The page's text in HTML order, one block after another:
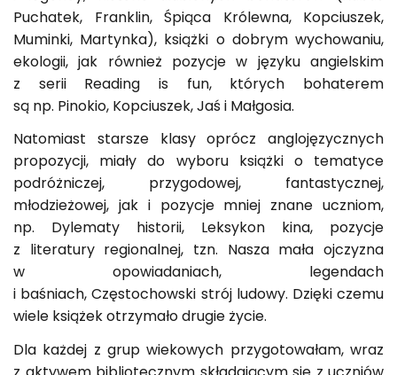
Puchatek, Franklin, Śpiąca Królewna, Kopciuszek,
Muminki, Martynka), książki o dobrym wychowaniu,
ekologii, jak również pozycje w języku angielskim
z serii Reading is fun, których bohaterem
są np. Pinokio, Kopciuszek, Jaś i Małgosia.
Natomiast starsze klasy oprócz anglojęzycznych
propozycji, miały do wyboru książki o tematyce
podróżniczej, przygodowej, fantastycznej,
młodzieżowej, jak i pozycje mniej znane uczniom,
np. Dylematy historii, Leksykon kina, pozycje
z literatury regionalnej, tzn. Nasza mała ojczyzna
w opowiadaniach, legendach
i baśniach, Częstochowski strój ludowy. Dzięki czemu
wiele książek otrzymało drugie życie.
Dla każdej z grup wiekowych przygotowałam, wraz